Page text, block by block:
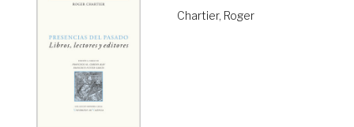
Chartier, Roger